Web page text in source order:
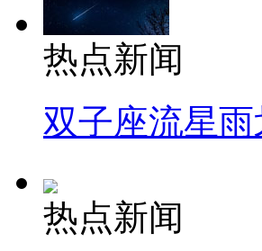
热点新闻
双子座流星
热点新闻